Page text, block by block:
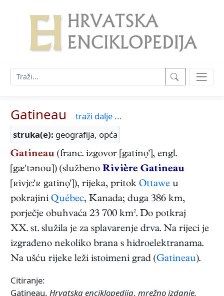
Gatineau
traži dalje ...
struka(e): geografija, opća
Gatineau (franc. izgovor [gatinọ'], engl.
[gæ'tənou]) (službeno Rivière Gatineau
[ʀivjɛ:'ʀ gatinọ']), rijeka, pritok Ottawe u
pokrajini Québec, Kanada; duga 386 km,
porječje obuhvaća 23 700 km². Do potkraj
XX. st. služila je za splavarenje drva. Na rijeci je
izgrađeno nekoliko brana s hidroelektranama.
Na ušću rijeke leži istoimeni grad (Gatineau).
Citiranje:
Gatineau. Hrvatska enciklopedija, mrežno izdanje.